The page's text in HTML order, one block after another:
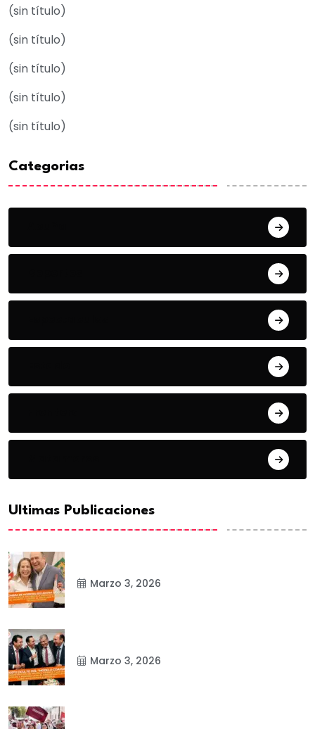
(sin título)
(sin título)
(sin título)
(sin título)
(sin título)
Categorias
Ultimas Publicaciones
Marzo 3, 2026
Marzo 3, 2026